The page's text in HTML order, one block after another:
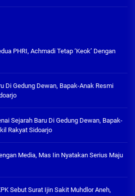
PHRI, Achmadi Tetap ‘Keok’ Dengan
Di Gedung Dewan, Bapak-Anak Resmi
Sejarah Baru Di Gedung Dewan, Bapak-
Rakyat Sidoarjo
Media, Mas Iin Nyatakan Serius Maju
Sebut Surat Ijin Sakit Muhdlor Aneh,